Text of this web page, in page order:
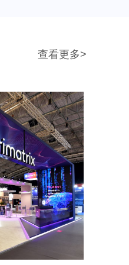
查看更多>